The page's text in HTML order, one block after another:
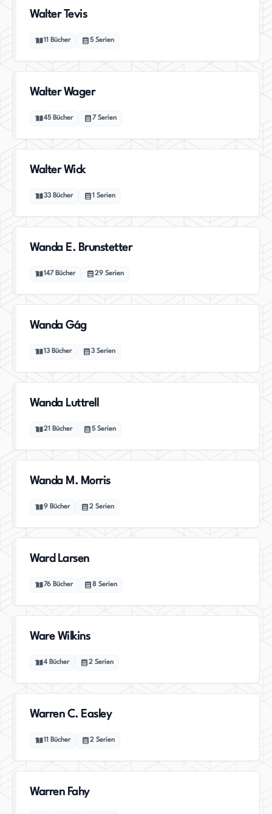
Walter Tevis
11 Bücher 5 Serien
Walter Wager
45 Bücher 7 Serien
Walter Wick
33 Bücher 1 Serien
Wanda E. Brunstetter
147 Bücher 29 Serien
Wanda Gág
13 Bücher 3 Serien
Wanda Luttrell
21 Bücher 5 Serien
Wanda M. Morris
9 Bücher 2 Serien
Ward Larsen
76 Bücher 8 Serien
Ware Wilkins
4 Bücher 2 Serien
Warren C. Easley
11 Bücher 2 Serien
Warren Fahy